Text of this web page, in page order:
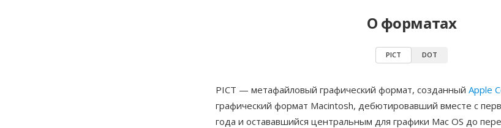
О форматах
PICT DOT
PICT — метафайловый графический формат, созданный Apple
графический формат Macintosh, дебютировавший вместе с
года и остававшийся центральным для графики Mac OS до